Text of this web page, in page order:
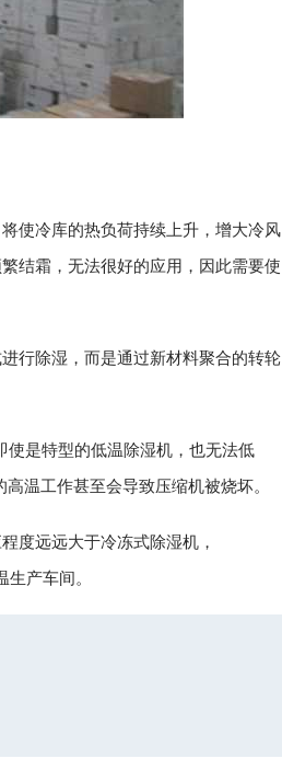
使冷库的热负荷持续上升，增大冷风
结霜，无法很好的应用，因此需要使
行除湿，而是通过新材料聚合的转轮
是特型的低温除湿机，也无法低
温工作甚至会导致压缩机被烧坏。
度远远大于冷冻式除湿机，
产车间。